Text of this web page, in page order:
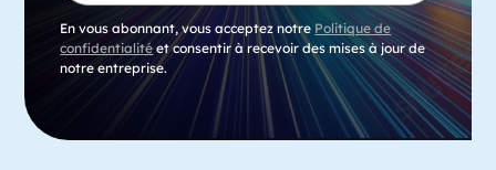
En vous abonnant, vous acceptez notre Politique de
confidentialité et consentir à recevoir des mises à jour de
notre entreprise.